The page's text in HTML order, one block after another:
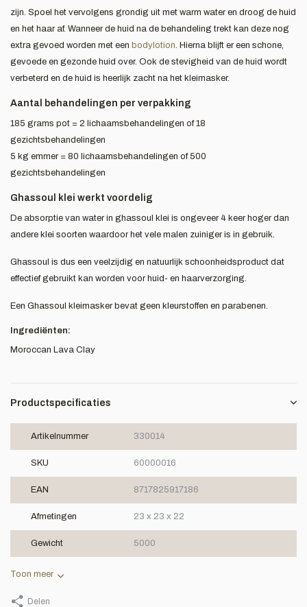
zijn. Spoel het vervolgens grondig uit met warm water en droog de huid
en het haar af. Wanneer de huid na de behandeling trekt kan deze nog
extra gevoed worden met een bodylotion. Hierna blijft er een schone,
gevoede en gezonde huid over. Ook de stevigheid van de huid wordt
verbeterd en de huid is heerlijk zacht na het kleimasker.
Aantal behandelingen per verpakking
185 grams pot = 2 lichaamsbehandelingen of 18
gezichtsbehandelingen
5 kg emmer = 80 lichaamsbehandelingen of 500
gezichtsbehandelingen
Ghassoul klei werkt voordelig
De absorptie van water in ghassoul klei is ongeveer 4 keer hoger dan
andere klei soorten waardoor het vele malen zuiniger is in gebruik.
Ghassoul is dus een veelzijdig en natuurlijk schoonheidsproduct dat
effectief gebruikt kan worden voor huid- en haarverzorging.
Een Ghassoul kleimasker bevat geen kleurstoffen en parabenen.
Ingrediënten:
Moroccan Lava Clay
Productspecificaties
Artikelnummer 330014
SKU 60000016
EAN 8717825917186
Afmetingen 23 x 23 x 22
Gewicht 5000
Toon meer
Delen